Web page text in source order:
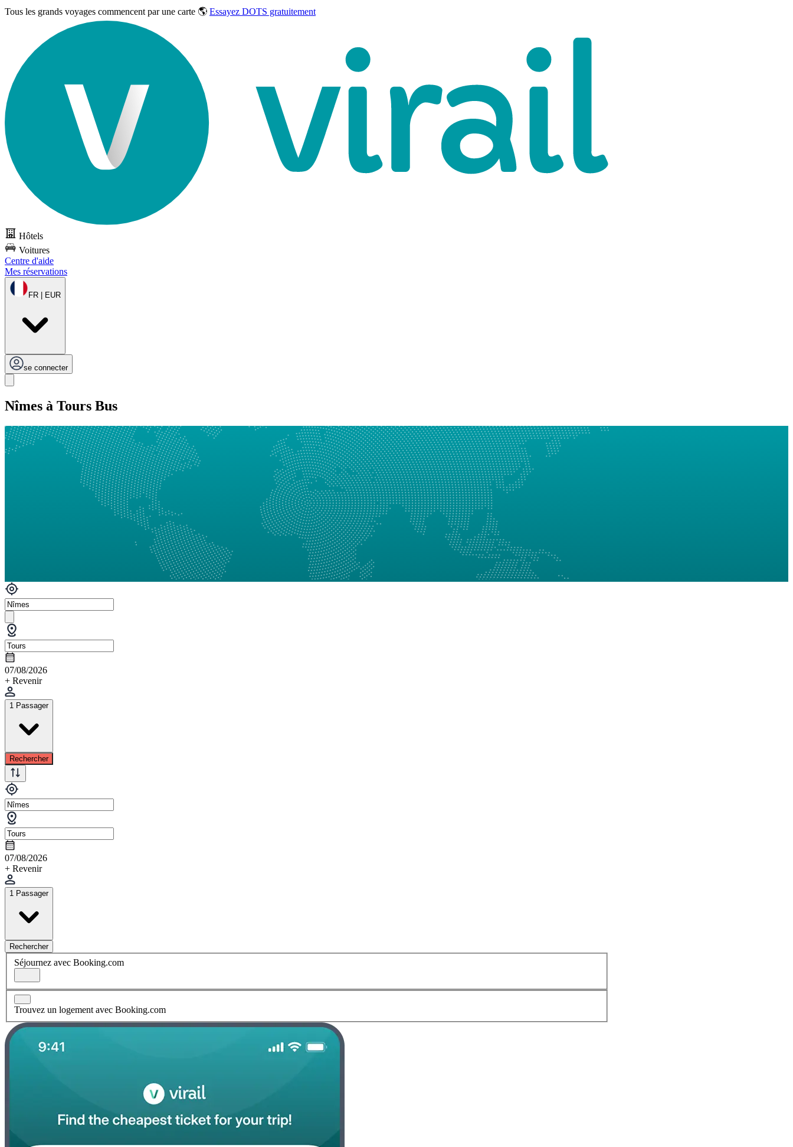
Tous les grands voyages commencent par une carte 🌎 Essayez DOTS gratuitement
Hôtels
Voitures
Centre d'aide
Mes réservations
FR | EUR
se connecter
Nîmes à Tours Bus
07/08/2026
+ Revenir
1 Passager
Rechercher
07/08/2026
+ Revenir
1 Passager
Rechercher
Séjournez avec Booking.com
Trouvez un logement avec Booking.com